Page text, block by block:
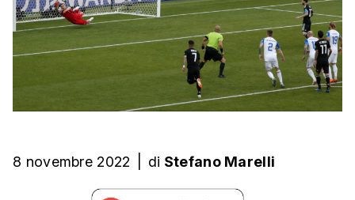
8 novembre 2022 di Stefano Marelli